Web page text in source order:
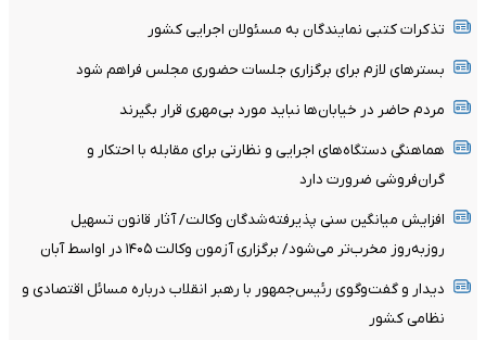
تذکرات کتبی نمایندگان به مسئولان اجرایی کشور
بسترهای لازم برای برگزاری جلسات حضوری مجلس فراهم شود
مردم حاضر در خیابان‌ها نباید مورد بی‌مهری قرار بگیرند
هماهنگی دستگاه‌های اجرایی و نظارتی برای مقابله با احتکار و
گران‌فروشی ضرورت دارد
افزایش میانگین سنی پذیرفته‌شدگان وکالت/ آثار قانون تسهیل
روزبه‌روز مخرب‌تر می‌شود/ برگزاری آزمون وکالت ۱۴۰۵ در اواسط آبان
دیدار و گفت‌وگوی رئیس‌جمهور با رهبر انقلاب درباره مسائل اقتصادی و
نظامی کشور